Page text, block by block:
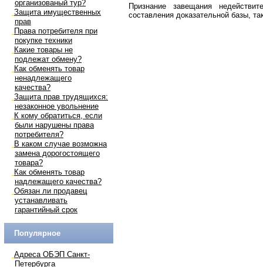
организованый тур?
Защита имущественных
прав
Права потребителя при
покупке техники
Какие товары не
подлежат обмену?
Как обменять товар
ненадлежащего
качества?
Защита прав трудящихся:
незаконное увольнение
К кому обратиться, если
были нарушены права
потребителя?
В каком случае возможна
замена дорогостоящего
товара?
Как обменять товар
надлежащего качества?
Обязан ли продавец
устанавливать
гарантийный срок
Популярное
Адреса ОБЭП Санкт-
Петербурга
Признание завещания
составления доказательной базы,